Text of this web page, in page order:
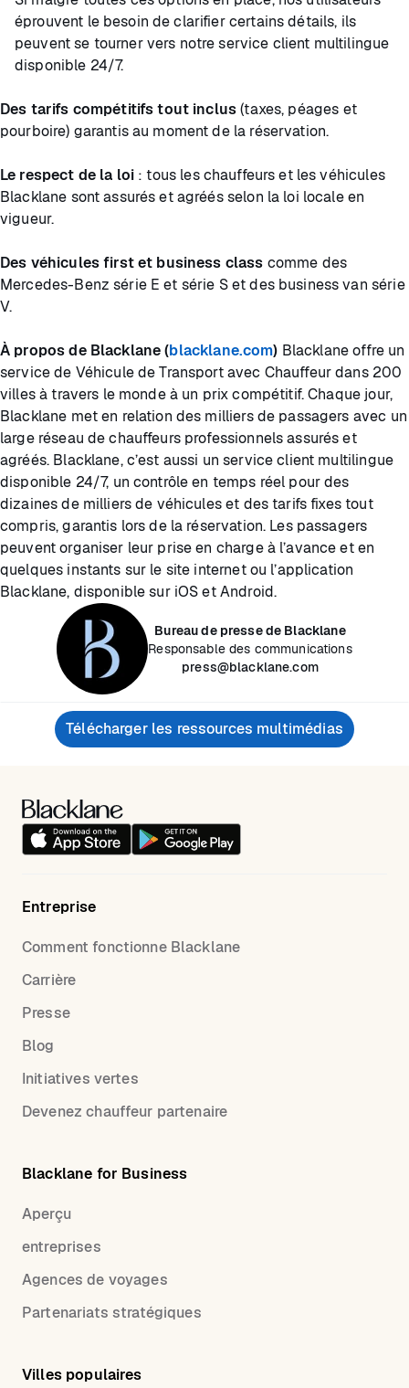
éprouvent le besoin de clarifier certains détails, ils
peuvent se tourner vers notre service client multilingue
disponible 24/7.
Des tarifs compétitifs tout inclus(taxes, péages et
pourboire) garantis au moment de la réservation.
Le respect de la loi : tous les chauffeurs et les véhicules
Blacklane sont assurés et agréés selon la loi locale en
vigueur.
Des véhicules first et business class comme des
Mercedes-Benz série E et série S et des business van série
V.
À propos de Blacklane (blacklane.com) Blacklane offre un
service de Véhicule de Transport avec Chauffeur dans 200
villes à travers le monde à un prix compétitif. Chaque jour,
Blacklane met en relation des milliers de passagers avec un
large réseau de chauffeurs professionnels assurés et
agréés. Blacklane, c’est aussi un service client multilingue
disponible 24/7, un contrôle en temps réel pour des
dizaines de milliers de véhicules et des tarifs fixes tout
compris, garantis lors de la réservation. Les passagers
peuvent organiser leur prise en charge à l’avance et en
quelques instants sur le site internet ou l’application
Blacklane, disponible sur iOS et Android.
Bureau de presse de Blacklane
Responsable des communications
press@blacklane.com
Télécharger les ressources multimédias
Entreprise
Comment fonctionne Blacklane
Carrière
Presse
Blog
Initiatives vertes
Devenez chauffeur partenaire
Blacklane for Business
Aperçu
entreprises
Agences de voyages
Partenariats stratégiques
Villes populaires